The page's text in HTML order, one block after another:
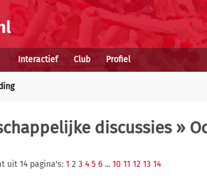
Interactief Club Profiel
discussies»
uit 14 pagina's: 1 2 3 4 5 6 ... 10 11 12 13 14